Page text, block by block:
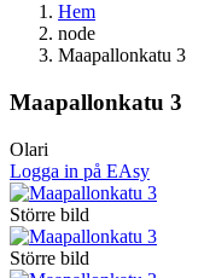
Hem
node
Maapallonkatu 3
Maapallonkatu 3
Olari
Logga in på EAsy
Större bild
Större bild